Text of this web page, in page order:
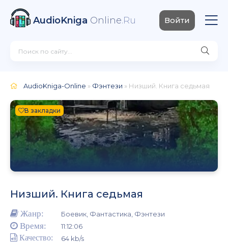
AudioKniga Online.Ru Войти
AudioKniga-Online » Фэнтези » Низший. Книга седьмая
В закладки
Низший. Книга седьмая
Жанр: Боевик, Фантастика, Фэнтези
Время: 11:12:06
Качество: 64 kb/s